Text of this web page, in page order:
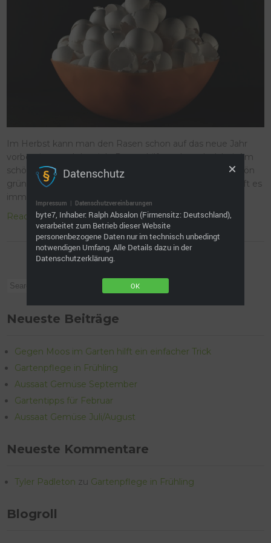
Im Herbst kann man den Rasen schon auf das neue Jahr
vorbereiten und der viele Regen hilft euch auch dabei. Am
schönsten ist er Rasen immer, wenn er dicht ist und schön
grün ist. Damit er auch frei von Unkraut und Moos ist, hilft es
immer sehr, auf einen Gesunden Boden zu achten.
Read More »
Neueste Beiträge
Gegen Moos im Garten hilft ein einfacher Trick
Gartenpflege in Frühling
Aussaat Gemüse September
Gartentipps für Februar
Aussaat Gemüse Juli/August
Neueste Kommentare
Tyler Padleton zu Gartenpflege in Frühling
Blogroll
Datenschutz
Impressum | Datenschutzvereinbarungen
byte7, Inhaber: Ralph Absalon (Firmensitz: Deutschland),
verarbeitet zum Betrieb dieser Website
personenbezogene Daten nur im technisch unbedingt
notwendigen Umfang. Alle Details dazu in der
Datenschutzerklärung.
OK